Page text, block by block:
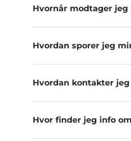
Hvornår modtager jeg
Hvordan sporer jeg
Hvordan kontakter
Hvor finder jeg info